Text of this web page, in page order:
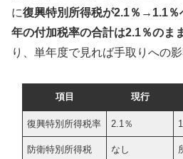
に復興特別所得税が2.1％→1.1％
年の付加税率の合計は2.1％のま
り、単年度で見れば手取りへの
項目 現行
復興特別所得税率 2.1％
防衛特別所得税 なし